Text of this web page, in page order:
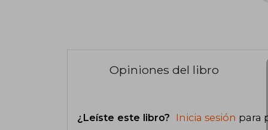
Opiniones del libro
¿Leíste este libro? Inicia sesión para